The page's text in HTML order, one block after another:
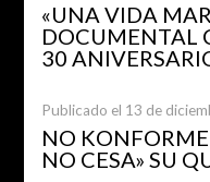
«UNA VIDA
DOCUMENTAL
30
Publicado el 13 de
NO
NO CESA» SU